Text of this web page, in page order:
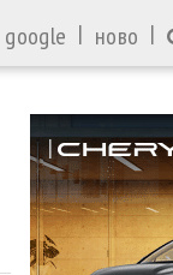
google | ново |